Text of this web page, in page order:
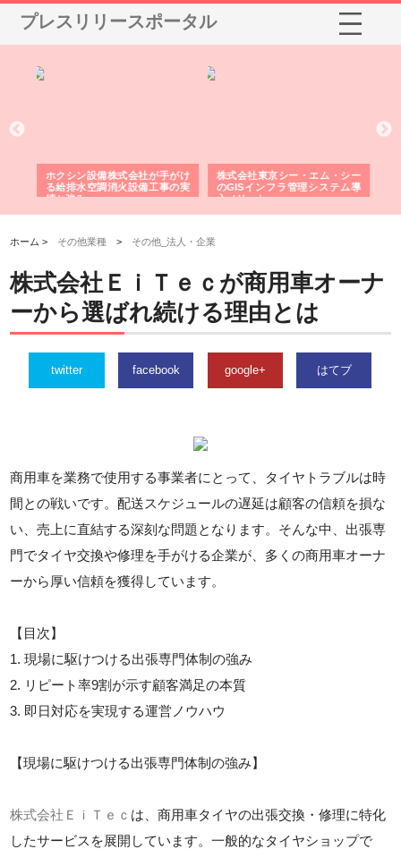
プレスリリースポータル
ホクシン設備株式会社が手がけ
る給排水空調消火設備工事の実
績と強み
株式会社東京シー・エム・シー
のGISインフラ管理システム導
入メリット
ホーム > その他業種 > その他_法人・企業
株式会社ＥｉＴｅｃが商用車オーナ
ーから選ばれ続ける理由とは
twitter facebook google+ はてブ
商用車を業務で使用する事業者にとって、タイヤトラブルは時
間との戦いです。配送スケジュールの遅延は顧客の信頼を損な
い、売上に直結する深刻な問題となります。そんな中、出張専
門でタイヤ交換や修理を手がける企業が、多くの商用車オーナ
ーから厚い信頼を獲得しています。
【目次】
1. 現場に駆けつける出張専門体制の強み
2. リピート率9割が示す顧客満足の本質
3. 即日対応を実現する運営ノウハウ
【現場に駆けつける出張専門体制の強み】
株式会社ＥｉＴｅｃ は、商用車タイヤの出張交換・修理に特化
したサービスを展開しています。一般的なタイヤショップで